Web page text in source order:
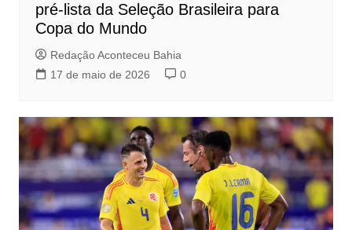
pré-lista da Seleção Brasileira para
Copa do Mundo
Redação Aconteceu Bahia
17 de maio de 2026
0